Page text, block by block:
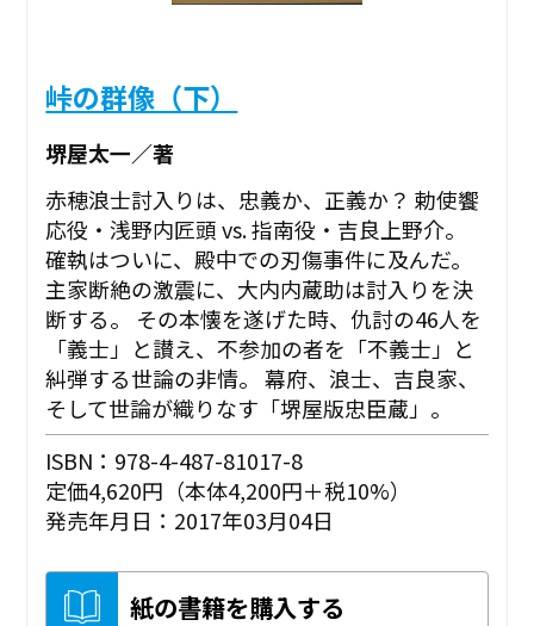
峠の群像（下）
堺屋太一／著
赤穂浪士討入りは、忠義か、正義か？ 勅使饗
応役・浅野内匠頭 vs. 指南役・吉良上野介。
確執はついに、殿中での刃傷事件に及んだ。
主家断絶の激震に、大内内蔵助は討入りを決
断する。 その本懐を遂げた時、仇討の46人を
「義士」と讃え、不参加の者を「不義士」と
糾弾する世論の非情。 幕府、浪士、吉良家、
そして世論が織りなす「堺屋版忠臣蔵」。
ISBN：978-4-487-81017-8
定価4,620円（本体4,200円＋税10%）
発売年月日：2017年03月04日
紙の書籍を購入する